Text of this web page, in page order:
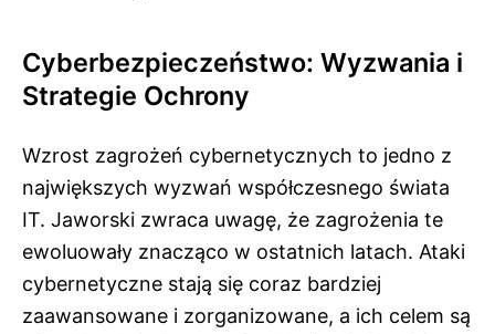
Cyberbezpieczeństwo: Wyzwania i
Strategie Ochrony
Wzrost zagrożeń cybernetycznych to jedno z
największych wyzwań współczesnego świata
IT. Jaworski zwraca uwagę, że zagrożenia te
ewoluowały znacząco w ostatnich latach. Ataki
cybernetyczne stają się coraz bardziej
zaawansowane i zorganizowane, a ich celem są